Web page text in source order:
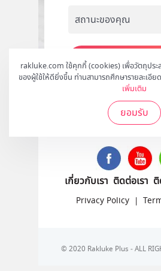
rakluke.com ใช้คุกกี้ (cookies) เพื่อวัตถุปร
ของผู้ใช้ให้ดียิ่งขึ้น ท่านสามารถศึกษารายละเอีย
เพิ่มเติม
ยอมรับ
สมัคร
ติดตามเราไ
เกี่ยวกับเรา ติดต่อเรา
Privacy Policy |
© 2020 Rakluke Plus - ALL